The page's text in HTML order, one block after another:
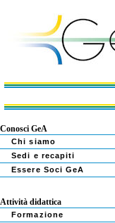
Conosci GeA
Chi siamo
Sedi e recapiti
Essere Soci GeA
Attività didattica
Formazione